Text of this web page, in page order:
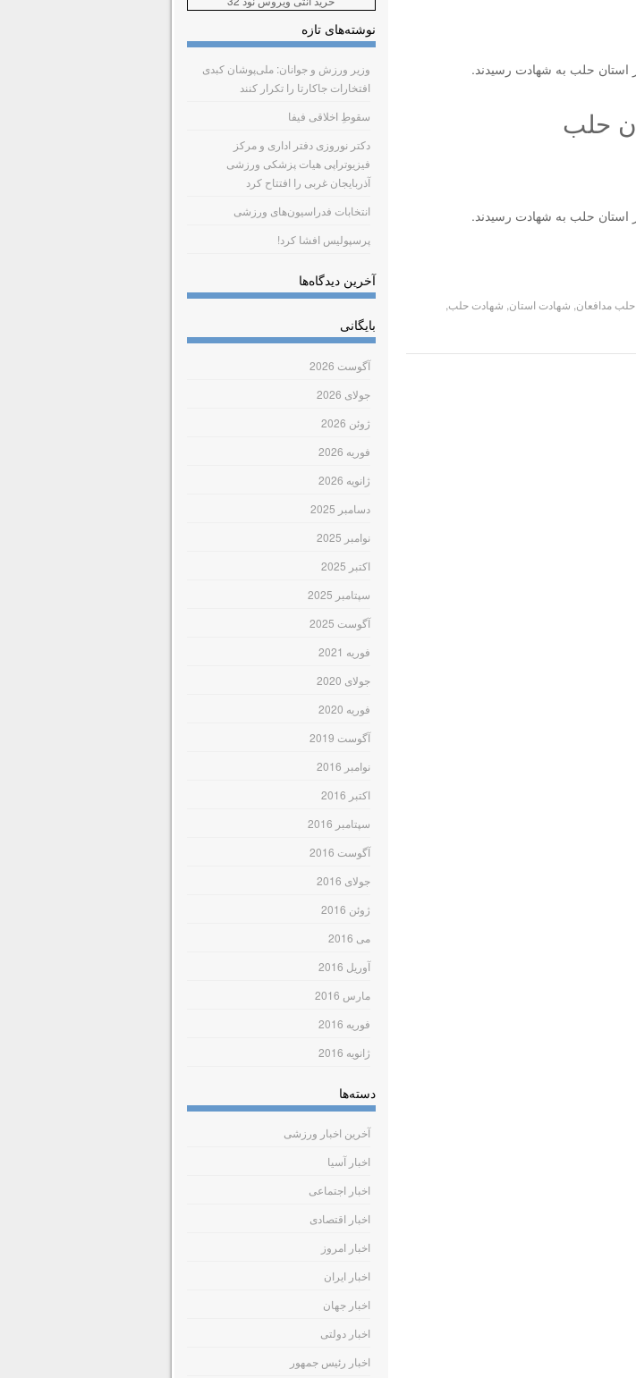
حلب مدافعان شهادت استان شهادت حلب
نوشته‌های تازه
وزیر ورزش و جوانان: ملی‌پوشان کبدی
افتخارات جاکارتا را تکرار کنند
سقوطِ اخلاقی فیفا
دکتر نوروزی دفتر اداری و مرکز
فیزیوتراپی هیات پزشکی ورزشی
آذربایجان غربی را افتتاح کرد
انتخابات فدراسیون‌های ورزشی
پرسپولیس افشا کرد!
آخرین دیدگاه‌ها
بایگانی
آگوست 2026
جولای 2026
ژوئن 2026
فوریه 2026
ژانویه 2026
دسامبر 2025
نوامبر 2025
اکتبر 2025
سپتامبر 2025
آگوست 2025
فوریه 2021
جولای 2020
فوریه 2020
آگوست 2019
نوامبر 2016
اکتبر 2016
سپتامبر 2016
آگوست 2016
جولای 2016
ژوئن 2016
می 2016
آوریل 2016
مارس 2016
فوریه 2016
ژانویه 2016
دسته‌ها
آخرین اخبار ورزشی
اخبار آسیا
اخبار اجتماعی
اخبار اقتصادی
اخبار امروز
اخبار ایران
اخبار جهان
اخبار دولتی
اخبار رئیس جمهور